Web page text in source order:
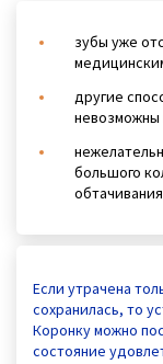
зубы уже
другие
невозможны
большого
Если утрачена
сохранилась, то
Коронку можно
состояние